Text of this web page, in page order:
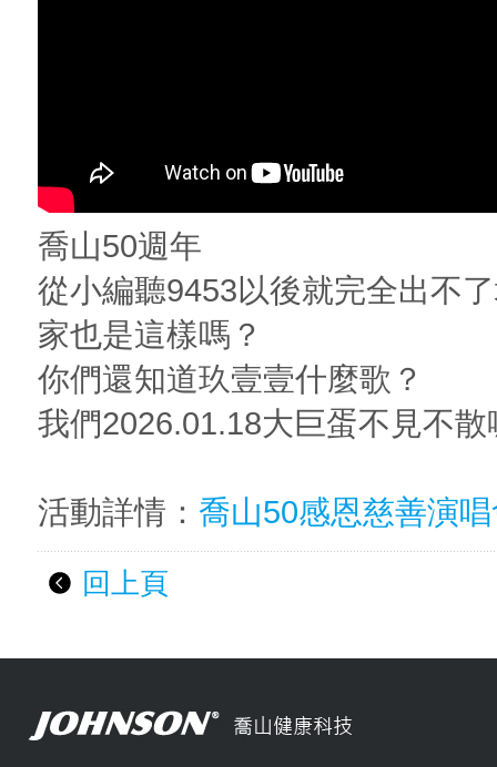
喬山50週年
從小編聽9453以後就完全出不
家也是這樣嗎？
你們還知道玖壹壹什麼歌？
我們2026.01.18大巨蛋不見不散
活動詳情： 喬山50感恩慈善演
回上頁